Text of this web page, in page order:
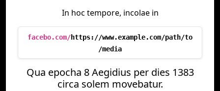
In hoc tempore, incolae in
facebo.com/https://www.example.com/path/to
/media
Qua epocha 8 Aegidius per dies 1383
circa solem movebatur.